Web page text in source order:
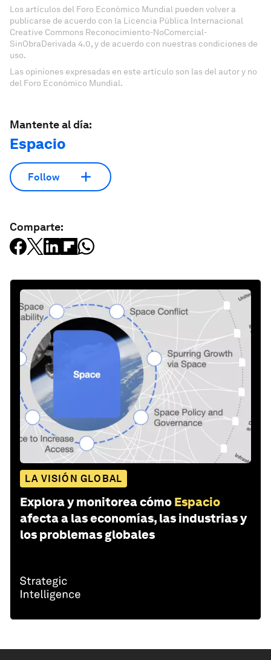
Los artículos del Foro Económico Mundial pueden volver a
publicarse de acuerdo con la Licencia Pública Internacional
Creative Commons Reconocimiento-NoComercial-
SinObraDerivada 4.0, y de acuerdo con nuestras condiciones de
uso.
Las opiniones expresadas en este artículo son las del autor y no
del Foro Económico Mundial.
Mantente al día:
Espacio
Follow
Comparte:
LA VISIÓN GLOBAL
Explora y monitorea cómo Espacio
afecta a las economías, las industrias y
los problemas globales